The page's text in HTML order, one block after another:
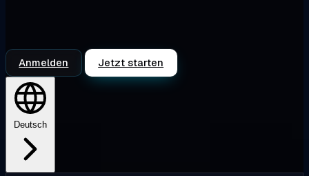
Anmelden Jetzt starten
Deutsch